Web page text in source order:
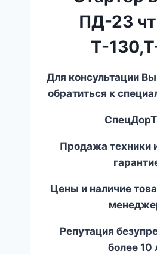
ПД-23
Т-
Для консультации
обратиться к
Продажа техники
Цены и наличие
Репутация
более 10